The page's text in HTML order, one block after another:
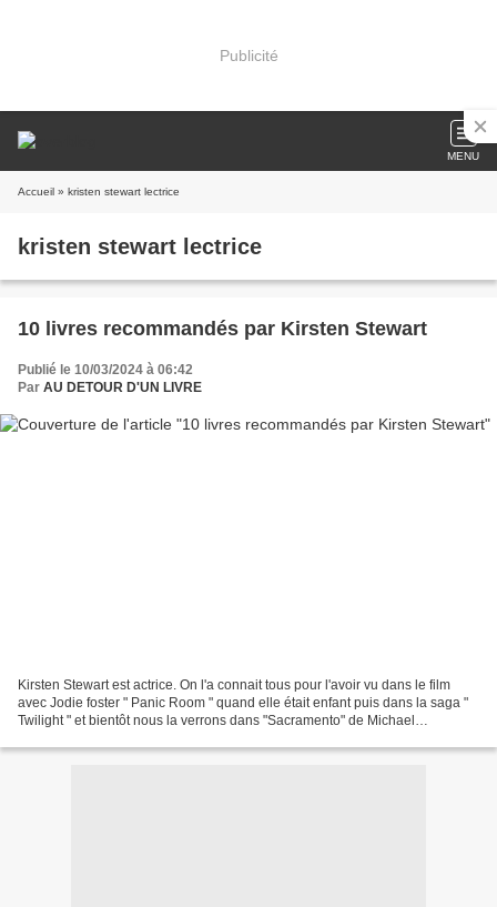
Publicité
MENU
Accueil » kristen stewart lectrice
kristen stewart lectrice
10 livres recommandés par Kirsten Stewart
Publié le 10/03/2024 à 06:42
Par AU DETOUR D'UN LIVRE
Kirsten Stewart est actrice. On l'a connait tous pour l'avoir vu dans le film
avec Jodie foster " Panic Room " quand elle était enfant puis dans la saga "
Twilight " et bientôt nous la verrons dans "Sacramento" de Michael